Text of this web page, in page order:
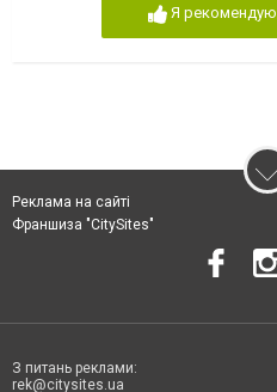
Я рекомендую
Реклама на сайті
Франшиза "CitySites"
З питань реклами:
rek@citysites.ua